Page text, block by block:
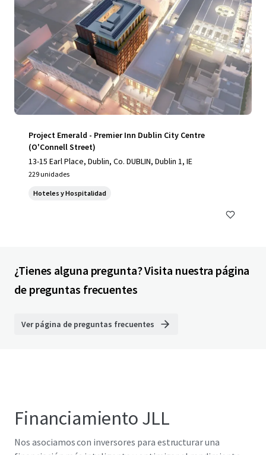
Project Emerald - Premier Inn Dublin City Centre
(O'Connell Street)
13-15 Earl Place, Dublin, Co. DUBLIN, Dublin 1, IE
229 unidades
Hoteles y Hospitalidad
¿Tienes alguna pregunta? Visita nuestra página
de preguntas frecuentes
Ver página de preguntas frecuentes
Financiamiento JLL
Nos asociamos con inversores para estructurar una